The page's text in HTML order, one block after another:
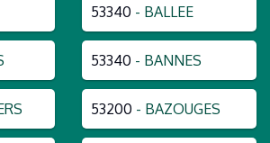
53340 - BALLEE
53340 - BANNES
53200 - BAZOUGES